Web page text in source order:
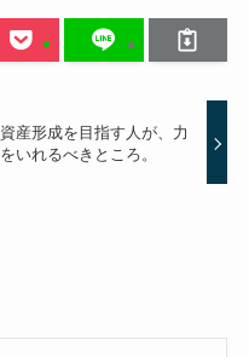
資産形成を目指す人が、力
をいれるべきところ。